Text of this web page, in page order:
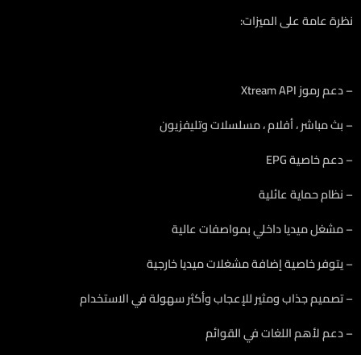
نظرة عامة على الميزات:
– دعم رموز Xtream API
– بث مباشر ، أفلام ، مسلسلات وتليفزيون
– دعم خاصية EPG
– نظام حماية عائلية
– مشغل ميديا داخلي بمواصفات عالية
– يتوفر خاصية إضافة مشغلات ميديا خارجية
– تصميم جذاب ومثير للإعجاب وأكثر سهولة في الاستخدام
– دعم لأهم اللغات في القوائم